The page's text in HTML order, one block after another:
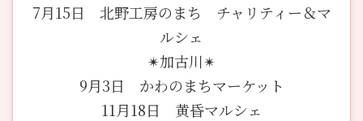
7月15日 北野工房のまち チャリティー＆マ
ルシェ
✴︎加古川✴︎
9月3日 かわのまちマーケット
11月18日 黄昏マルシェ